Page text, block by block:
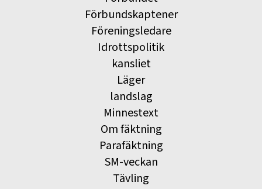
Förbundskaptener
Föreningsledare
Idrottspolitik
kansliet
Läger
landslag
Minnestext
Om fäktning
Parafäktning
SM-veckan
Tävling